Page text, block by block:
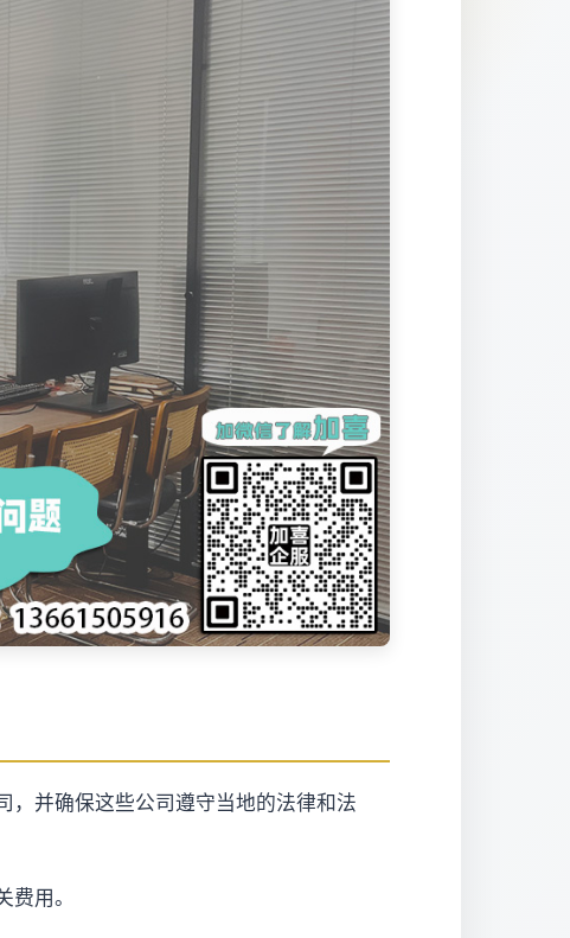
，并确保这些公司遵守当地的法律和法
用。